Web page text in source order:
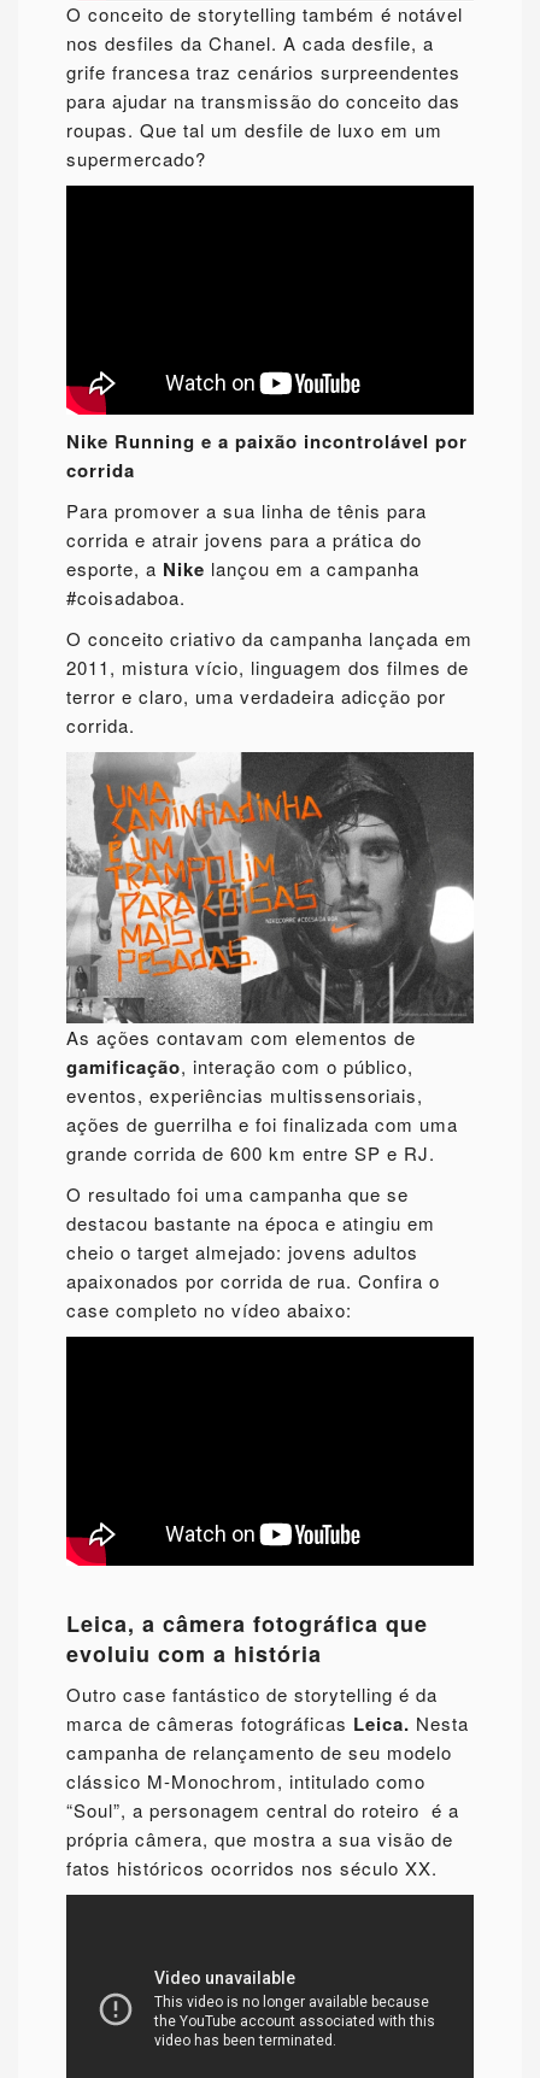
O conceito de storytelling também é notável
nos desfiles da Chanel. A cada desfile, a
grife francesa traz cenários surpreendentes
para ajudar na transmissão do conceito das
roupas. Que tal um desfile de luxo em um
supermercado?
Nike Running e a paixão incontrolável por
corrida
Para promover a sua linha de tênis para
corrida e atrair jovens para a prática do
esporte, a Nike lançou em a campanha
#coisadaboa.
O conceito criativo da campanha lançada em
2011, mistura vício, linguagem dos filmes de
terror e claro, uma verdadeira adicção por
corrida.
As ações contavam com elementos de
gamificação, interação com o público,
eventos, experiências multissensoriais,
ações de guerrilha e foi finalizada com uma
grande corrida de 600 km entre SP e RJ.
O resultado foi uma campanha que se
destacou bastante na época e atingiu em
cheio o target almejado: jovens adultos
apaixonados por corrida de rua. Confira o
case completo no vídeo abaixo:
Leica, a câmera fotográfica que
evoluiu com a história
Outro case fantástico de storytelling é da
marca de câmeras fotográficas Leica. Nesta
campanha de relançamento de seu modelo
clássico M-Monochrom, intitulado como
“Soul”, a personagem central do roteiro é a
própria câmera, que mostra a sua visão de
fatos históricos ocorridos nos século XX.